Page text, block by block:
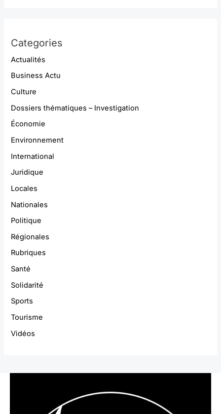
Categories
Actualités
Business Actu
Culture
Dossiers thématiques – Investigation
Économie
Environnement
International
Juridique
Locales
Nationales
Politique
Régionales
Rubriques
Santé
Solidarité
Sports
Tourisme
Vidéos